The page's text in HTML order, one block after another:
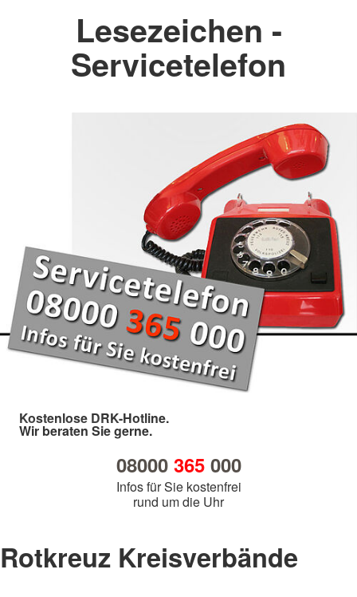
Lesezeichen -
Servicetelefon
Kostenlose DRK-Hotline.
Wir beraten Sie gerne.
08000 365000
Infos für Sie kostenfrei
rund um die Uhr
Rotkreuz Kreisverbände